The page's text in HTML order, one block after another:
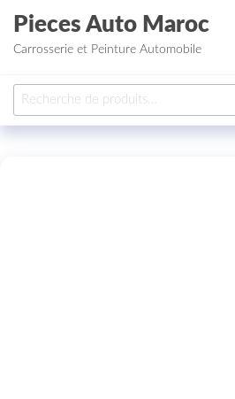
Aller au contenu
Pieces Auto Maroc
Carrosserie et Peinture Automobile
Recherche pour :